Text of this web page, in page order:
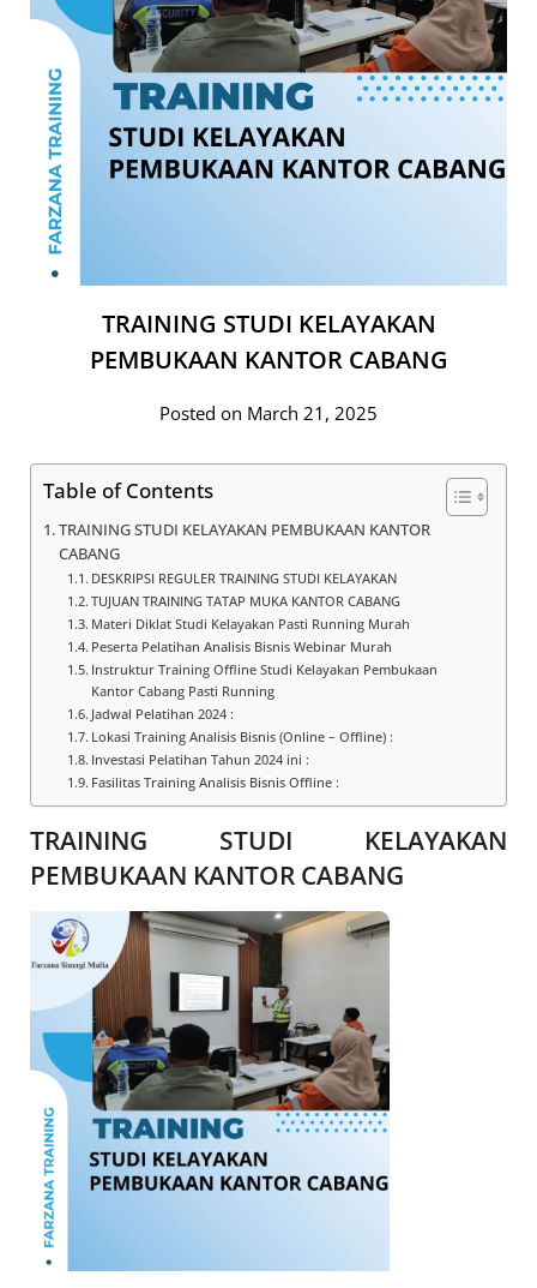
TRAINING STUDI KELAYAKAN
PEMBUKAAN KANTOR CABANG
Posted on March 21, 2025
Table of Contents
TRAINING STUDI KELAYAKAN PEMBUKAAN KANTOR
CABANG
DESKRIPSI REGULER TRAINING STUDI KELAYAKAN
TUJUAN TRAINING TATAP MUKA KANTOR CABANG
Materi Diklat Studi Kelayakan Pasti Running Murah
Peserta Pelatihan Analisis Bisnis Webinar Murah
Instruktur Training Offline Studi Kelayakan Pembukaan
Kantor Cabang Pasti Running
Jadwal Pelatihan 2024 :
Lokasi Training Analisis Bisnis (Online – Offline) :
Investasi Pelatihan Tahun 2024 ini :
Fasilitas Training Analisis Bisnis Offline :
TRAINING STUDI KELAYAKAN
PEMBUKAAN KANTOR CABANG